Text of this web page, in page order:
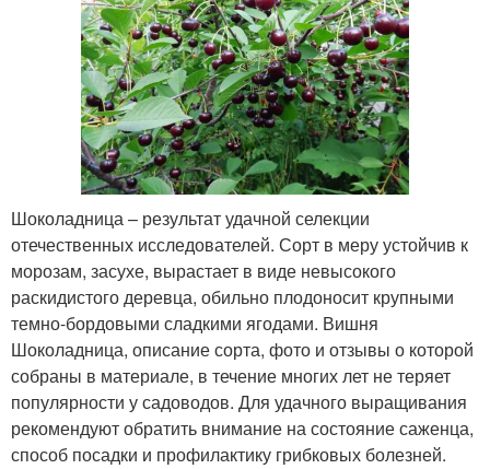
Шоколадница – результат удачной селекции
отечественных исследователей. Сорт в меру устойчив к
морозам, засухе, вырастает в виде невысокого
раскидистого деревца, обильно плодоносит крупными
темно-бордовыми сладкими ягодами. Вишня
Шоколадница, описание сорта, фото и отзывы о которой
собраны в материале, в течение многих лет не теряет
популярности у садоводов. Для удачного выращивания
рекомендуют обратить внимание на состояние саженца,
способ посадки и профилактику грибковых болезней.